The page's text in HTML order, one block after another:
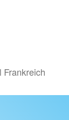
Frankreich